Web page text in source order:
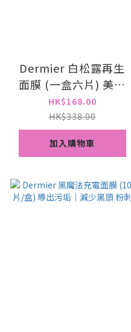
Dermier 白松露再生
面膜 (一盒六片) 美白
｜淡斑｜减淡黑色素｜
舒缓敏感 ｜降红面膜
HK$168.00
HK$338.00
加入購物車